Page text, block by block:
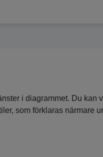
i diagrammet. Du kan
som förklaras närmare